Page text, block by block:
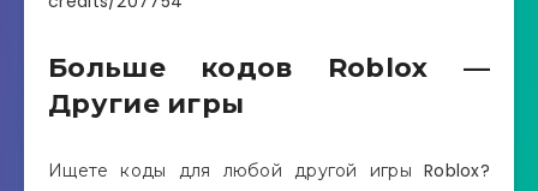
Больше кодов Roblox —
Другие игры
Ищете коды для любой другой игры Roblox?